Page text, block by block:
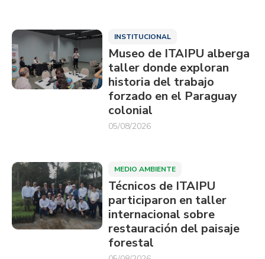
INSTITUCIONAL
Museo de ITAIPU alberga
taller donde exploran
historia del trabajo
forzado en el Paraguay
colonial
05/08/2026
MEDIO AMBIENTE
Técnicos de ITAIPU
participaron en taller
internacional sobre
restauración del paisaje
forestal